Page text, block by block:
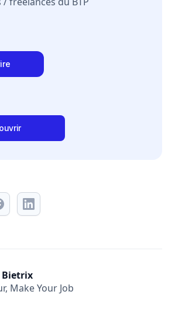
Bietrix
Make Your Job